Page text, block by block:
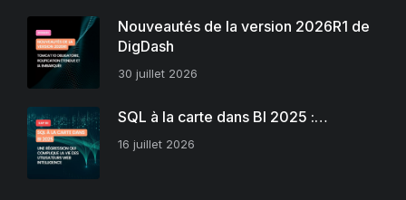
Nouveautés de la version 2026R1 de
DigDash
30 juillet 2026
SQL à la carte dans BI 2025 :…
16 juillet 2026